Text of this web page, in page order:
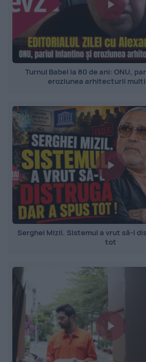
Turnul Babel la 80 de ani: ONU,
eroziunea arhitecturii
Serghei Mizil. Sistemul a vrut să-l
tot